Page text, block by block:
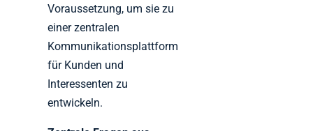
Voraussetzung, um sie zu
einer zentralen
Kommunikationsplattform
für Kunden und
Interessenten zu
entwickeln.